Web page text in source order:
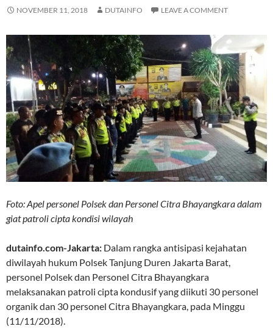
NOVEMBER 11, 2018 DUTAINFO LEAVE A COMMENT
Foto: Apel personel Polsek dan Personel Citra Bhayangkara dalam
giat patroli cipta kondisi wilayah
dutainfo.com-Jakarta: Dalam rangka antisipasi kejahatan
diwilayah hukum Polsek Tanjung Duren Jakarta Barat,
personel Polsek dan Personel Citra Bhayangkara
melaksanakan patroli cipta kondusif yang diikuti 30 personel
organik dan 30 personel Citra Bhayangkara, pada Minggu
(11/11/2018).